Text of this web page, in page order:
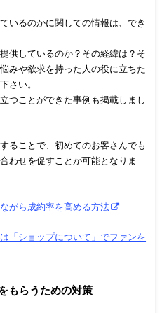
いるのかに関しての情報は、でき
供しているのか？その経緯は？そ
みや欲求を持った人の役に立ちた
さい。
つことができた事例も掲載しまし
ることで、初めてのお客さんでも
わせを促すことが可能となりま
がら成約率を高める方法
「ショップについて」でファンを
もらうための対策